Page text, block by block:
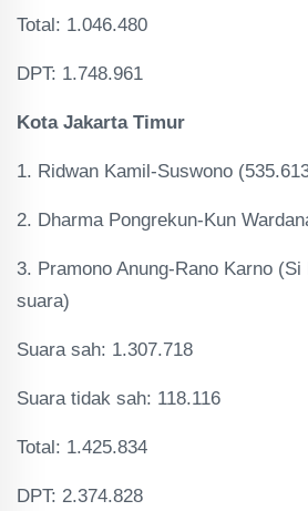
Total: 1.046.480
DPT: 1.748.961
Kota Jakarta Timur
1. Ridwan Kamil-Suswono
2. Dharma Pongrekun-Kun
3. Pramono Anung-Rano Karno
suara)
Suara sah: 1.307.718
Suara tidak sah: 118.116
Total: 1.425.834
DPT: 2.374.828